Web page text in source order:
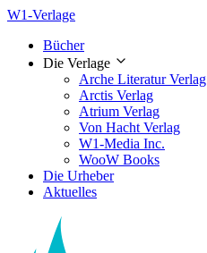
W1-Verlage
Bücher
Die Verlage
Arche Literatur Verlag
Arctis Verlag
Atrium Verlag
Von Hacht Verlag
W1-Media Inc.
WooW Books
Die Urheber
Aktuelles